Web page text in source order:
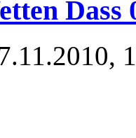
Dass